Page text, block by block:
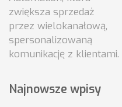
zwiększa sprzedaż
przez wielokanałową,
spersonalizowaną
komunikację z klientami.
Najnowsze wpisy